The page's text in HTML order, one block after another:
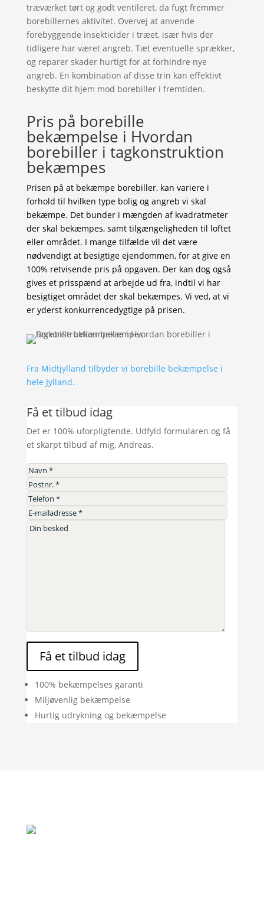
træværket tørt og godt ventileret, da fugt fremmer
borebillernes aktivitet. Overvej at anvende
forebyggende insekticider i træet, især hvis der
tidligere har været angreb. Tæt eventuelle sprækker,
og reparer skader hurtigt for at forhindre nye
angreb. En kombination af disse trin kan effektivt
beskytte dit hjem mod borebiller i fremtiden.
Pris på borebille
bekæmpelse i Hvordan
borebiller i tagkonstruktion
bekæmpes
Prisen på at bekæmpe borebiller, kan variere i
forhold til hvilken type bolig og angreb vi skal
bekæmpe. Det bunder i mængden af kvadratmeter
der skal bekæmpes, samt tilgængeligheden til loftet
eller området. I mange tilfælde vil det være
nødvendigt at besigtige ejendommen, for at give en
100% retvisende pris på opgaven. Der kan dog også
gives et prisspænd at arbejde ud fra, indtil vi har
besigtiget området der skal bekæmpes. Vi ved, at vi
er yderst konkurrencedygtige på prisen.
Fra Midtjylland tilbyder vi borebille bekæmpelse i
hele Jylland.
Få et tilbud idag
Det er 100% uforpligtende. Udfyld formularen og få
et skarpt tilbud af mig, Andreas.
Få et tilbud idag
100% bekæmpelses garanti
Miljøvenlig bekæmpelse
Hurtig udrykning og bekæmpelse